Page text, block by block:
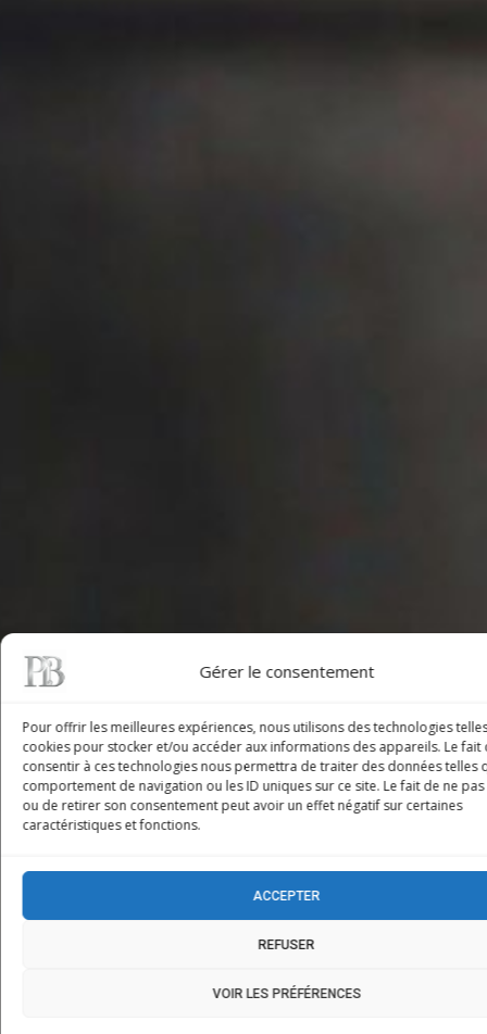
Gérer le consentement
Pour offrir les meilleures expériences, nous utilisons des technologies
cookies pour stocker et/ou accéder aux informations des appareils. Le fait
consentir à ces technologies nous permettra de traiter des données telles
comportement de navigation ou les ID uniques sur ce site. Le fait de ne
ou de retirer son consentement peut avoir un effet négatif sur certaines
caractéristiques et fonctions.
ACCEPTER
REFUSER
VOIR LES PRÉFÉRENCES